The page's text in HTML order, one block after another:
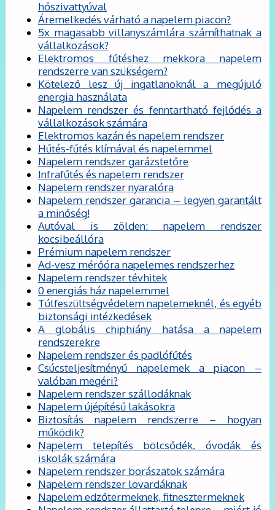
hőszivattyúval
Áremelkedés várható a napelem piacon?
5x magasabb villanyszámlára számíthatnak a
vállalkozások?
Elektromos fűtéshez mekkora napelem
rendszerre van szükségem?
Kötelező lesz új ingatlanoknál a megújuló
energia használata
Napelem rendszer és fenntartható fejlődés a
vállalkozások számára
Elektromos kazán és napelem rendszer
Hűtés-fűtés klímával és napelemmel
Napelem rendszer garázstetőre
Infrafűtés és napelem rendszer
Napelem rendszer nyaralóra
Napelem rendszer garancia – legyen garantált
a minőség!
Autóval is zölden: napelem rendszer
kocsibeállóra
Prémium napelem rendszer
Ad-vesz mérőóra napelemes rendszerhez
Napelem rendszer tévhitek
0 energiás ház napelemmel
Túlfeszültségvédelem napelemeknél, és egyéb
biztonsági intézkedések
A globális chiphiány hatása a napelem
rendszerekre
Napelem rendszer és padlófűtés
Csúcsteljesítményű napelemek a piacon –
valóban megéri?
Napelem rendszer szállodáknak
Napelem újépítésű lakásokra
Biztosítás napelem rendszerre – hogyan
működik?
Napelem telepítés bölcsődék, óvodák és
iskolák számára
Napelem rendszer borászatok számára
Napelem rendszer lovardáknak
Napelem edzőtermeknek, fitnesztermeknek